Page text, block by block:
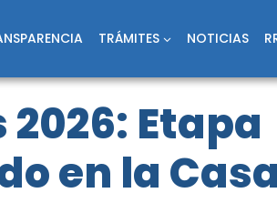
TRÁMITES NOTICIAS
Etapa
en la Casa